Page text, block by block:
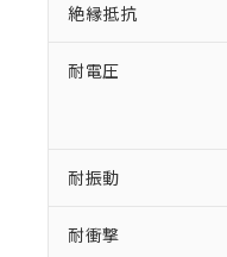
絶縁抵抗
耐電圧
耐振動
耐衝撃